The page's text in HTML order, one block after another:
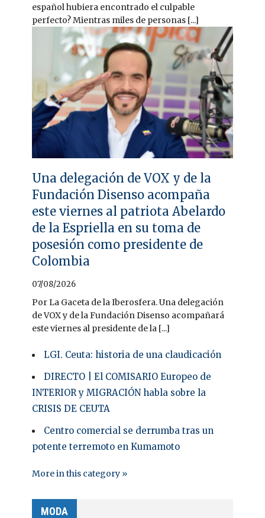
español hubiera encontrado el culpable
perfecto? Mientras miles de personas [...]
Una delegación de VOX y de la
Fundación Disenso acompaña
este viernes al patriota Abelardo
de la Espriella en su toma de
posesión como presidente de
Colombia
07/08/2026
Por La Gaceta de la Iberosfera. Una delegación
de VOX y de la Fundación Disenso acompañará
este viernes al presidente de la [...]
LGI. Ceuta: historia de una claudicación
DIRECTO | El COMISARIO Europeo de
INTERIOR y MIGRACIÓN habla sobre la
CRISIS DE CEUTA
Centro comercial se derrumba tras un
potente terremoto en Kumamoto
More in this category »
MODA